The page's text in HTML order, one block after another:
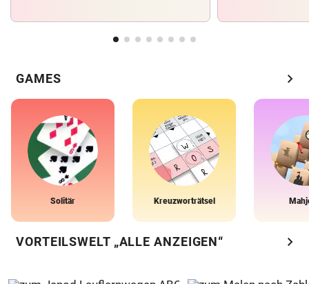
GAMES chevron_right
Solitär Kreuzworträtsel
VORTEILSWELT „ALLE ANZEIGEN“ chevron_right